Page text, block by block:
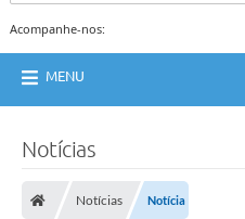
Acompanhe-nos:
MENU
Notícias
Notícias Notícia